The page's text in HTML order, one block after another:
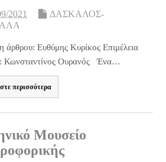
2021
ΔΑΣΚΑΛΟΣ-
άρθρου: Ευθύμης Κυρίκος Επιμέλεια
Κωνσταντίνος Ουρανός Ένα…
περισσότερα
Μουσείο